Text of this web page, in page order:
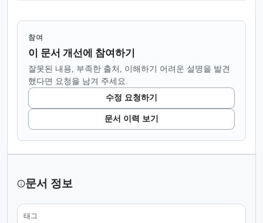
참여
이 문서 개선에 참여하기
잘못된 내용, 부족한 출처, 이해하기 어려운 설명을 발견
했다면 요청을 남겨 주세요.
수정 요청하기
문서 이력 보기
문서 정보
태그